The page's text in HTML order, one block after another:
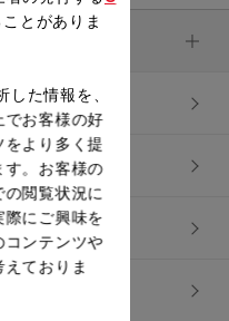
とがありま
た情報を、
でお客様の好
より多く提
す。お客様の
閲覧状況に
にご興味を
コンテンツや
ておりま